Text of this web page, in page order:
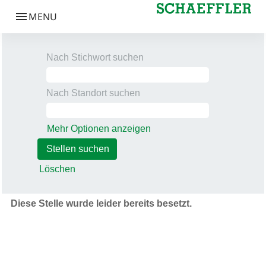
Nach Stichwort suchen
Nach Standort suchen
Mehr Optionen anzeigen
Löschen
Diese Stelle wurde leider bereits besetzt.